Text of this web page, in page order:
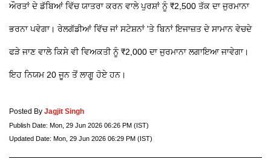
ਔਰਤਾਂ ਦੇ ਡੱਬਿਆਂ ਵਿੱਚ ਯਾਤਰਾ ਕਰਨ ਵਾਲੇ ਪੁਰਸ਼ਾਂ ਨੂੰ ₹2,500 ਤੱਕ ਦਾ ਜੁਰਮਾਨਾ
ਭਰਨਾ ਪਵੇਗਾ। ਰੇਲਗੱਡੀਆਂ ਵਿੱਚ ਜਾਂ ਸਟੇਸ਼ਨਾਂ 'ਤੇ ਬਿਨਾਂ ਇਜਾਜ਼ਤ ਦੇ ਸਾਮਾਨ ਵੇਚਦੇ
ਫੜੇ ਜਾਣ ਵਾਲੇ ਕਿਸੇ ਵੀ ਵਿਅਕਤੀ ਨੂੰ ₹2,000 ਦਾ ਜੁਰਮਾਨਾ ਲਗਾਇਆ ਜਾਵੇਗਾ।
ਇਹ ਨਿਯਮ 20 ਜੂਨ ਤੋਂ ਲਾਗੂ ਹੋਏ ਹਨ।
Posted By Jagjit Singh
Publish Date: Mon, 29 Jun 2026 06:26 PM (IST)
Updated Date: Mon, 29 Jun 2026 06:29 PM (IST)